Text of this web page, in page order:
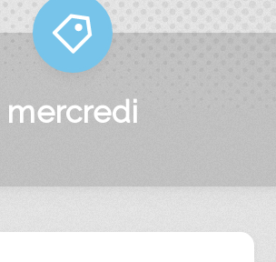
mercredi